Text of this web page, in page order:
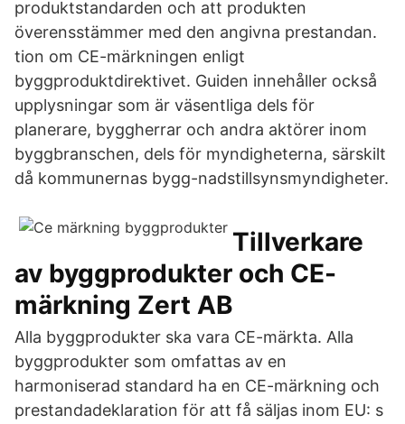
produktstandarden och att produkten
överensstämmer med den angivna prestandan.
tion om CE-märkningen enligt
byggproduktdirektivet. Guiden innehåller också
upplysningar som är väsentliga dels för
planerare, byggherrar och andra aktörer inom
byggbranschen, dels för myndigheterna, särskilt
då kommunernas bygg-nadstillsynsmyndigheter.
Tillverkare
av byggprodukter och CE-
märkning Zert AB
Alla byggprodukter ska vara CE-märkta. Alla
byggprodukter som omfattas av en
harmoniserad standard ha en CE-märkning och
prestandadeklaration för att få säljas inom EU: s